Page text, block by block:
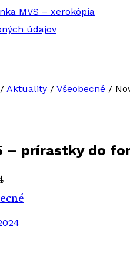
MVS – xerokópia
údajov
/ Aktuality / Všeobecné /
– prírastky do